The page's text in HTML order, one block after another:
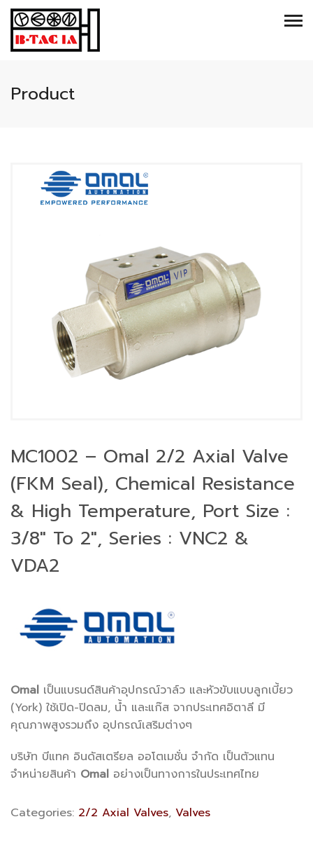
Product
MC1002 – Omal 2/2 Axial Valve
(FKM Seal), Chemical Resistance
& High Temperature, Port Size :
3/8″ To 2″, Series : VNC2 &
VDA2
Omal เป็นแบรนด์สินค้าอุปกรณ์วาล์ว และหัวขับแบบลูกเบี้ยว
(York) ใช้เปิด-ปิดลม, น้ำ และแก๊ส จากประเทศอิตาลี มี
คุณภาพสูงรวมถึง อุปกรณ์เสริมต่างๆ
บริษัท บีแทค อินดัสเตรียล ออโตเมชั่น จำกัด เป็นตัวแทน
จำหน่ายสินค้า Omal อย่างเป็นทางการในประเทศไทย
Categories: 2/2 Axial Valves, Valves